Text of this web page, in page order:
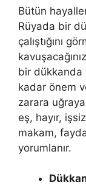
Bütün
Rüyada bir
çalıştığını
bir dükkanda
kadar önem
zarara
eş, hayır,
makam,
yorumlanır.